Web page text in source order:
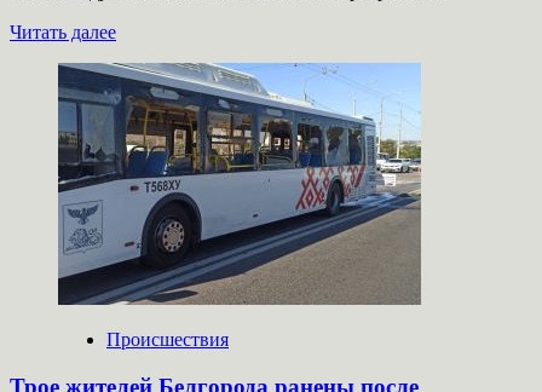
Читать далееПрочитать
о
Один
миг
—
и
нет
ничего:
Жильцы
разрушенного
дома
в
рассказали,
произошел
Происшествия
Трое жителей Белгорода ранены после